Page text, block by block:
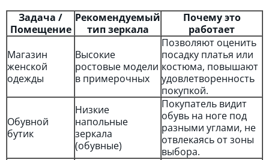
Задача /
Помещение
Рекомендуемый
тип зеркала
Почему это
работает
Магазин
женской
одежды
Высокие
ростовые модели
в примерочных
Позволяют оценить
посадку платья или
костюма, повышают
удовлетворенность
покупкой.
Обувной
бутик
Низкие
напольные
зеркала
(обувные)
Покупатель видит
обувь на ноге под
разными углами, не
отвлекаясь от зоны
выбора.